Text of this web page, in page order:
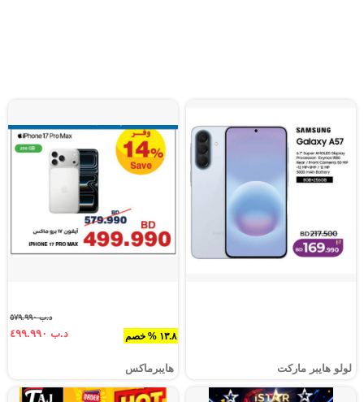
لولو هايبر ماركت
١٣.٨ % خصم
د.ب ٥٧٩.٩٩٠
د.ب ٤٩٩.٩٩٠
هايبرماكس